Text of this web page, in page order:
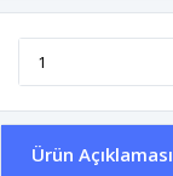
Ürün Açıklaması